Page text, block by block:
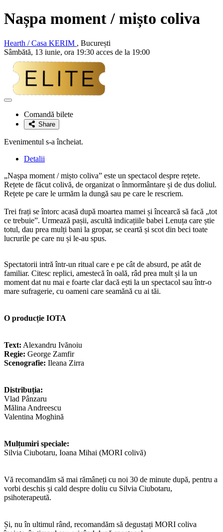
Nașpa moment / mișto coliva
Hearth / Casa KERIM , București
Sâmbătă, 13 iunie, ora 19:30 acces de la 19:00
Adaugă
favoriteComandă bilete
Share
Evenimentul s-a încheiat.
Detalii
„Nașpa moment / mișto coliva” este un spectacol despre rețete.
Rețete de făcut colivă, de organizat o înmormântare și de dus doliul.
Rețete pe care le urmăm la dungă sau pe care le rescriem.
Trei frați se întorc acasă după moartea mamei și încearcă să facă „tot
ce trebuie”. Urmează pașii, ascultă indicațiile babei Lenuța care știe
totul, dau prea mulți bani la gropar, se ceartă și scot din beci toate
lucrurile pe care nu și le-au spus.
Spectatorii intră într-un ritual care e pe cât de absurd, pe atât de
familiar. Citesc replici, amestecă în oală, râd prea mult și la un
moment dat nu mai e foarte clar dacă ești la un spectacol sau într-o
mare sufragerie, cu oameni care seamănă cu ai tăi.
O producție IOTA
Text: Alexandru Ivănoiu
Regie: George Zamfir
Scenografie: Ileana Zirra
Distribuția:
Vlad Pânzaru
Mălina Andreescu
Valentina Moghină
Mulțumiri speciale:
Silvia Ciubotaru, Ioana Mihai (MORI colivă)
Vă recomandăm să mai rămâneți cu noi 30 de minute după, pentru a
vorbi deschis și cald despre doliu cu Silvia Ciubotaru,
psihoterapeută.
Și, nu în ultimul rând, recomandăm să degustați MORI coliva